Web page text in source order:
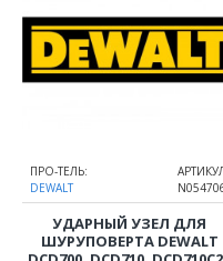
ПРО-ТЕЛЬ:
DEWALT
УДАРНЫЙ УЗЕЛ ДЛЯ
ШУРУПОВЕРТА DEWALT